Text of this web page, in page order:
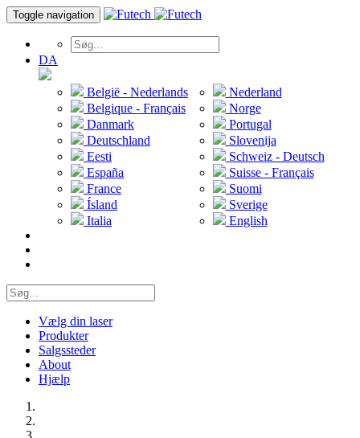
Toggle navigation
DA
België - Nederlands
Belgique - Français
Danmark
Deutschland
Eesti
España
France
Ísland
Italia
Nederland
Norge
Portugal
Slovenija
Schweiz - Deutsch
Suisse - Français
Suomi
Sverige
English
Vælg din laser
Produkter
Salgssteder
About
Hjælp